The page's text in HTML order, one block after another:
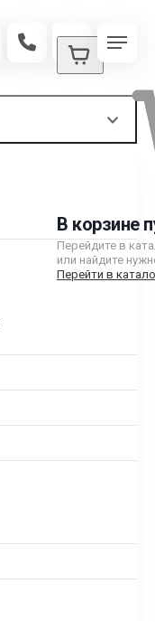
В корзине
Перейдите в
или найдите
Перейти в